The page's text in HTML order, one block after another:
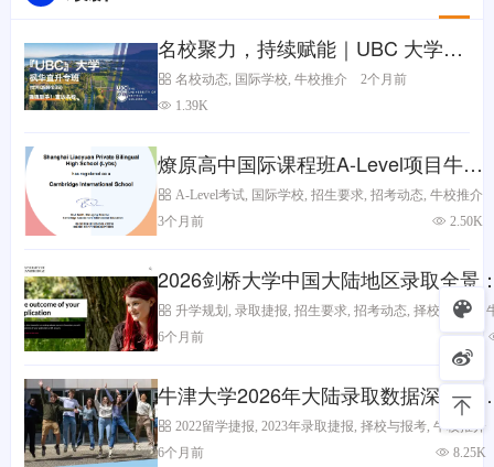
名校聚力，持续赋能｜UBC 大学高
层代表团四访枫华，筑牢学子直通
世界名校快车道~
名校动态 国际学校 ,牛校推介
2个月前
1.39K
燎原高中国际课程班A-Level项目牛剑
班A-Level考试 国际学校 ,招生要求 ,招考动态 ,牛校推介
3个月前
2.50K
2026剑桥大学中国大陆地区录取全景
持续领跑，川渝黑马频出
升学规划 ,录取捷报 ,招生要求 ,招考动态 ,择校与报考 ,
6个月前
牛津大学2026年大陆录取数据深度解
析：区域集中度加剧下的理性竞争与
略突围
2022留学捷报 ,2023年录取捷报 ,择校与报考 ,牛校推介
6个月前
8.25K